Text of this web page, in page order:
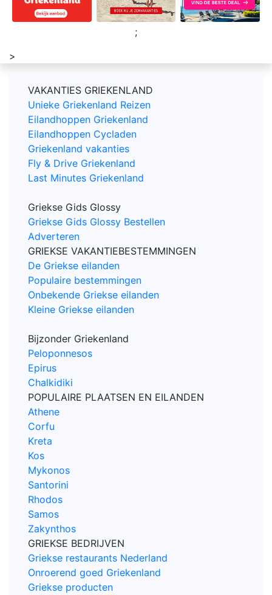
;
>
VAKANTIES GRIEKENLAND
Unieke Griekenland Reizen
Eilandhoppen Griekenland
Eilandhoppen Cycladen
Griekenland vakanties
Fly & Drive Griekenland
Last Minutes Griekenland
Griekse Gids Glossy
Griekse Gids Glossy Bestellen
Adverteren
GRIEKSE VAKANTIEBESTEMMINGEN
De Griekse eilanden
Populaire bestemmingen
Onbekende Griekse eilanden
Kleine Griekse eilanden
Bijzonder Griekenland
Peloponnesos
Epirus
Chalkidiki
POPULAIRE PLAATSEN EN EILANDEN
Athene
Corfu
Kreta
Kos
Mykonos
Santorini
Rhodos
Samos
Zakynthos
GRIEKSE BEDRIJVEN
Griekse restaurants Nederland
Onroerend goed Griekenland
Griekse producten